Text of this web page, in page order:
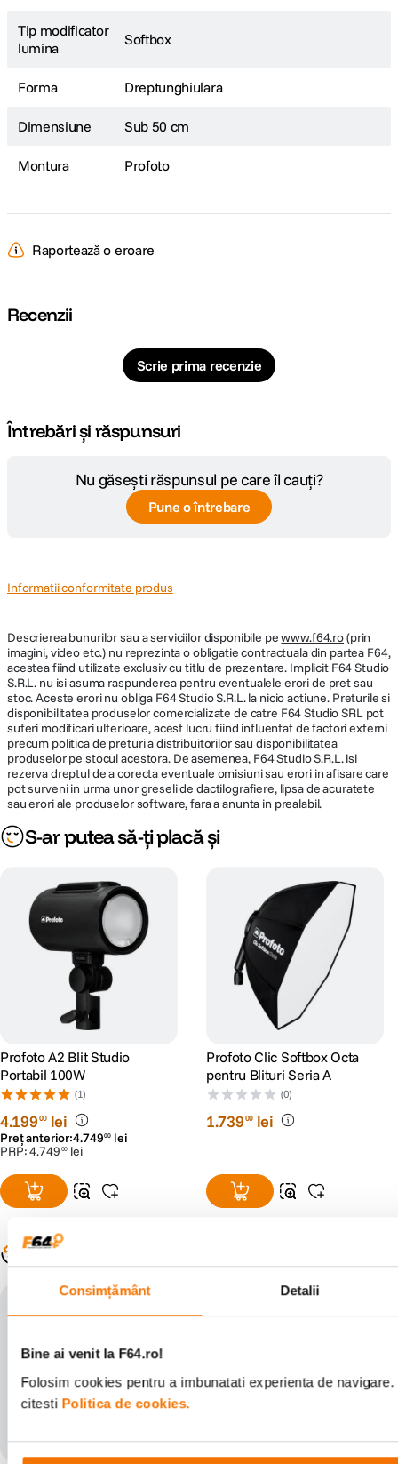
Consimțământ Detalii
Bine ai venit la F64.ro!
Folosim cookies pentru a imbunatati experienta de
citesti Politica de cookies.
Tip modificator
lumina
Softbox
Forma Dreptunghiulara
Dimensiune Sub 50 cm
Montura Profoto
Raportează o eroare
Recenzii
Scrie prima recenzie
Întrebări și răspunsuri
Nu găsești răspunsul pe care îl cauți?
Pune o întrebare
Informatii conformitate produs
Descrierea bunurilor sau a serviciilor disponibile pewww.f64.ro(prin
imagini, video etc.) nu reprezinta o obligatie contractuala din partea F64,
acestea fiind utilizate exclusiv cu titlu de prezentare. Implicit F64 Studio
S.R.L. nu isi asuma raspunderea pentru eventualele erori de pret sau
stoc. Aceste erori nu obliga F64 Studio S.R.L. la nicio actiune. Preturile si
disponibilitatea produselor comercializate de catre F64 Studio SRL pot
suferi modificari ulterioare, acest lucru fiind influentat de factori externi
precum politica de preturi a distribuitorilor sau disponibilitatea
produselor pe stocul acestora. De asemenea, F64 Studio S.R.L. isi
rezerva dreptul de a corecta eventuale omisiuni sau erori in afisare care
pot surveni in urma unor greseli de dactilografiere, lipsa de acuratete
sau erori ale produselor software, fara a anunta in prealabil.
S-ar putea să-ți placă și
Profoto A2 Blit Studio
Portabil 100W
(1)
4.19900 lei
Preț anterior:4.74900 lei
PRP:4.749 00 lei
Profoto Clic Softbox Octa
pentru Blituri Seria A
(0)
1.73900 lei
Populare în aceeași categorie